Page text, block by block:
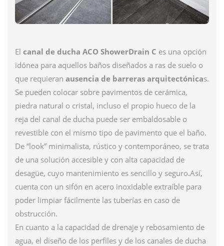
El canal de ducha ACO ShowerDrain C es una opción
idónea para aquellos baños diseñados a ras de suelo o
que requieran ausencia de barreras arquitectónicas.
Se pueden colocar sobre pavimentos de cerámica,
piedra natural o cristal, incluso el propio hueco de la
reja del canal de ducha puede ser embaldosable o
revestible con el mismo tipo de pavimento que el baño.
De “look” minimalista, rústico y contemporáneo, se trata
de una solución accesible y con alta capacidad de
desagüe, cuyo mantenimiento es sencillo y seguro.Así,
cuenta con un sifón en acero inoxidable extraíble para
poder limpiar fácilmente las tuberías en caso de
obstrucción.
En cuanto a la capacidad de drenaje y rebosamiento de
agua, el diseño de los perfiles y de los canales de ducha